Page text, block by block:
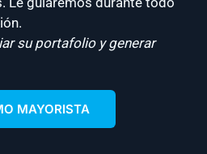
su portafolio y generar
MAYORISTA